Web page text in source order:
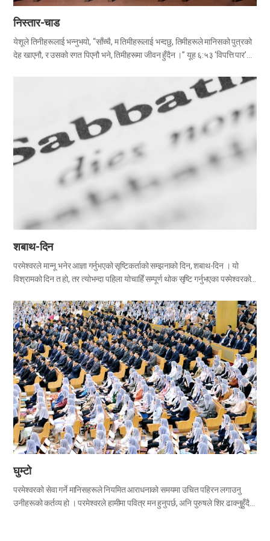
निस्तार-चाड
येशूले तिनीहरूलाई भन्नुभयो, “साँच्चै, म तिमीहरूलाई भन्दछु, तिमीहरूले मानिसको पुत्रको
देह खाएनौ, र उसको रगत पिएनौ भने, तिमीहरूमा जीवन हुँदैन ।” यूह ६:५३ ‘विपत्ति पार’
साँझमा मनाइन्छ । निस्तार-चाडचाहिँ ३,५०० वर्षअघि मिश्रमा ४०० वर्षभन्दा बढी समय
दासत्वको जीवन जिइरहेका इस्राएलीहरूलाई निस्तार-चाडको थुमाको…
शबाथ-दिन
परमेश्वरले मान्नू भनेर आज्ञा गर्नुभएको सृष्टिकर्ताको सम्झनाको दिन, शबाथ-दिन । यो
विश्रामको दिन त हो, तर त्योभन्दा पहिला योचाहिँ सम्पूर्ण थोक सृष्टि गर्नुभएका परमेश्वरको
विशेष दिनको रूपमा छुट्ट्याउनुभएर १० आज्ञामध्ये चौथो आज्ञाको रूपमा तोकिदिनुभयो ।
“शबाथ-दिन पवित्र मान्नुपर्छ भनी याद राख्नू ।”प्रस २०:८ परमेश्वरको प्रजा हो भने
परमेश्वरको इच्छाअनुसार शबाथ-दिन पवित्र रूपले मान्नुपर्छ । शबाथ-दिन मानेको छ कि
छैन भन्ने कुराद्वारा परमेश्वरले आफ्ना प्रजाहरूलाई छुट्ट्याउनुहुन्छ (इज २०:११-१७; यशै
५६:१-७) । त्यसोभए सातौँ दिन शबाथ-दिन कुन बारमा पर्छ होला ? येशूज्यू पुनरुत्थान
हुनुभएको दिनसम्बन्धी अभिलेखद्वारा शबाथ-दिन शनिबार हो भनेर बाइबलले गवाही दिएको छ
। हप्ताको पहिलो दिनको बिहानै उहाँ जीवित भई उठ्नुभएपछि ... (सरल नेपाली बाइबल :
आइतबार बिहानै)मर्क १६:९…
घुम्टो
परमेश्वरको सेवा गर्ने मानिसहरूले नियमित आराधनाको समयमा उचित पहिरन लगाउनु
उनीहरूको कर्तव्य हो । परमेश्वरले हामीमा पवित्र मन हुनुपर्छ, अनि पुरुषले शिर ढाक्नुहुँदैन,